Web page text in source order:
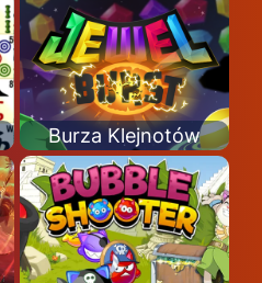
Burza Klejnotów